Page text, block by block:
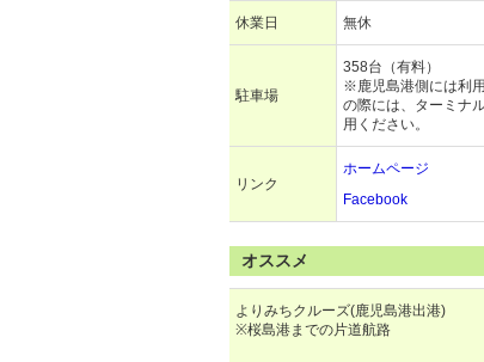
休業日 無休
駐車場
358台（有料）
※鹿児島港側には利
の際には、ターミナ
用ください。
リンク
ホームページ
Facebook
オススメ
よりみちクルーズ(鹿児島港出港)
※桜島港までの片道航路